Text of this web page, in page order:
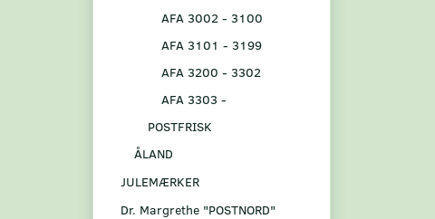
AFA 3002 - 3100
AFA 3101 - 3199
AFA 3200 - 3302
AFA 3303 -
POSTFRISK
ÅLAND
JULEMÆRKER
Dr. Margrethe "POSTNORD"